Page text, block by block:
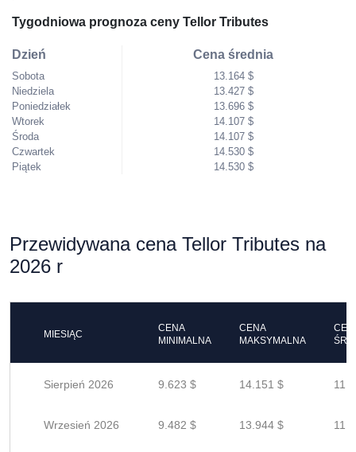
Tygodniowa prognoza ceny Tellor Tributes
Dzień
Sobota
Niedziela
Poniedziałek
Wtorek
Środa
Czwartek
Piątek
Cena średnia
13.164 $
13.427 $
13.696 $
14.107 $
14.107 $
14.530 $
14.530 $
Przewidywana cena Tellor Tributes na
2026 r
MIESIĄC
CENA
MINIMALNA
CENA
MAKSYMALNA
Sierpień 2026 9.623 $ 14.151 $
Wrzesień 2026 9.482 $ 13.944 $